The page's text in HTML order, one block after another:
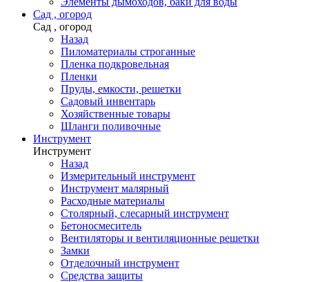
Сад , огород
Сад , огород
Назад
Пиломатериалы строганные
Пленка подкровельная
Пленки
Пруды, емкости, решетки
Садовый инвентарь
Хозяйственные товары
Шланги поливочные
Инструмент
Инструмент
Назад
Измерительный инструмент
Инструмент малярный
Расходные материалы
Столярный, слесарный инструмент
Бетоносмеситель
Вентиляторы и вентиляционные решетки
Замки
Отделочный инструмент
Средства защиты